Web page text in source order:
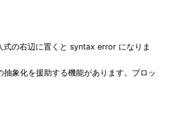
の右辺に置くと syntax error になりま
抽象化を援助する機能があります。ブロッ